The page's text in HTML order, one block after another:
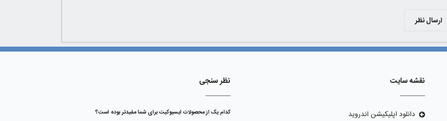
ارسال نظر
نقشه سایت
دانلود اپلیکیشن اندروید
نظر سنجی
کدام یک از محصولات ایسیوکیت برای شما مفیدتر بوده است؟